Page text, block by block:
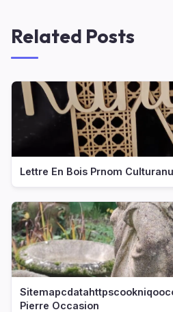
Related Posts
Lettre En Bois Prnom
Pierre Occasion